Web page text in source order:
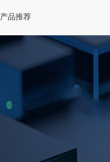
产品推荐